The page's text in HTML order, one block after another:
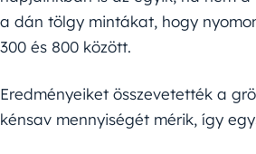
a dán tölgy mintákat, hogy
300 és 800 között.
Eredményeiket összevetették a
kénsav mennyiségét mérik, így